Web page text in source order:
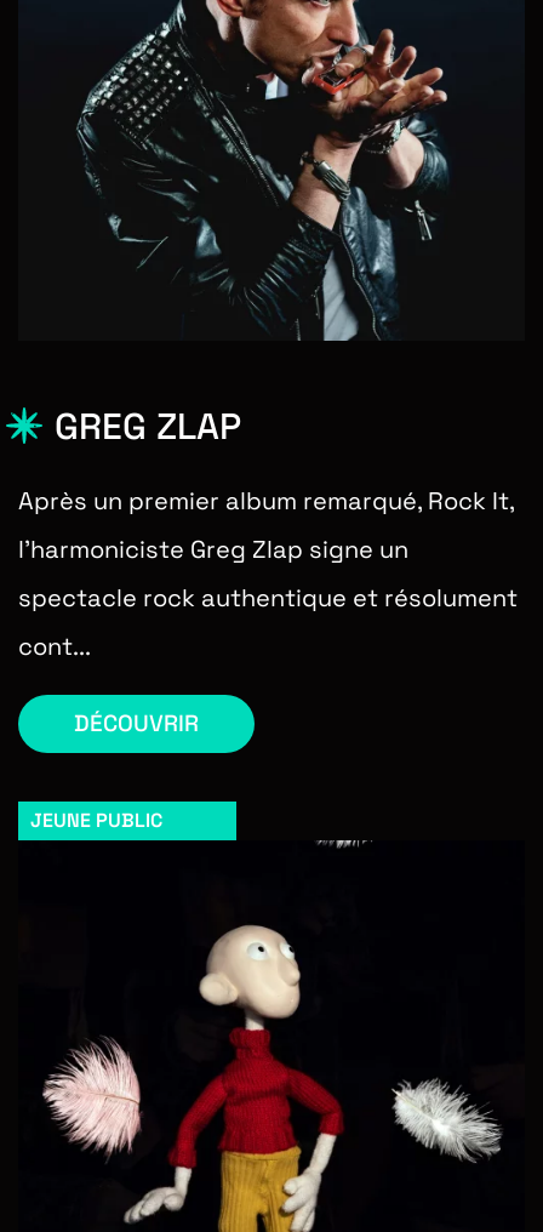
GREG ZLAP
Après un premier album remarqué, Rock It,
l’harmoniciste Greg Zlap signe un
spectacle rock authentique et résolument
cont...
DÉCOUVRIR
JEUNE PUBLIC